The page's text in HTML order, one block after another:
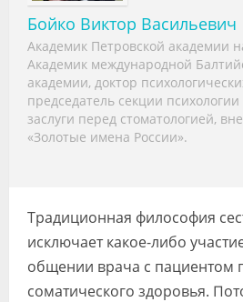
Клиники
Специалисты
Галерея
Блоги
Бойко Виктор Васильевич
Академик Петровской академии
Академик международной
академии, доктор
председатель секции
заслуги перед стоматологией,
«Золотые имена России».
Традиционная философия
исключает какое-либо
общении врача с пациентом
соматического здоровья.